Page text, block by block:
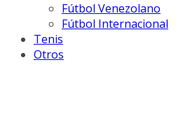
Fútbol Venezolano
Fútbol Internacional
Tenis
Otros